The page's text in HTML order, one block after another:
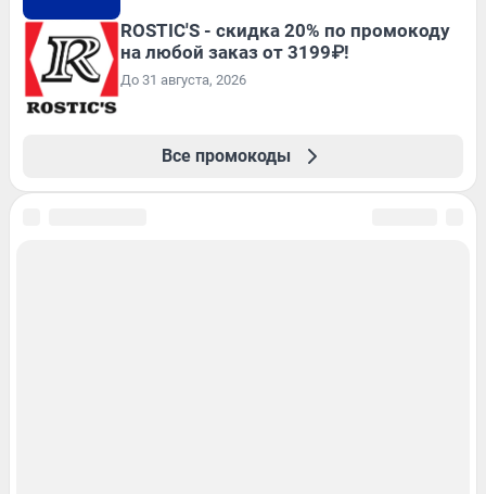
ROSTIC'S - скидка 20% по промокоду
на любой заказ от 3199₽!
До 31 августа, 2026
Все промокоды